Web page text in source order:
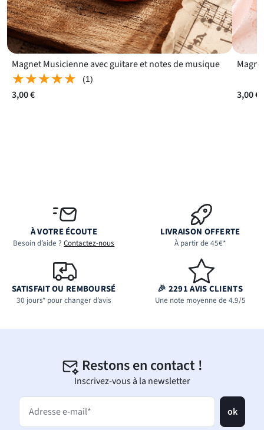
Magnet Musicienne avec guitare et notes de musique
★★★★★
★★★★★ (1)
3,00 € 3,00 €
À VOTRE ÉCOUTE
Besoin d’aide ?Contactez-nous
LIVRAISON OFFERTE
À partir de 45€*
SATISFAIT OU REMBOURSÉ
30 jours* pour changer d’avis
🎉 2291 AVIS CLIENTS
Une note moyenne de 4.9/5
Restons en contact !
Inscrivez-vous à la newsletter
Adresse e-mail* ok